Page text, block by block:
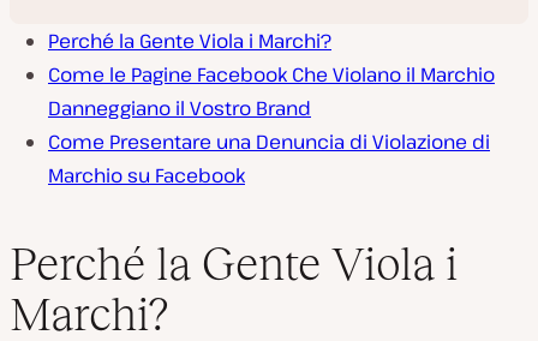
Perché la Gente Viola i Marchi?
Come le Pagine Facebook Che Violano il Marchio
Danneggiano il Vostro Brand
Come Presentare una Denuncia di Violazione di
Marchio su Facebook
Perché la Gente Viola i
Marchi?